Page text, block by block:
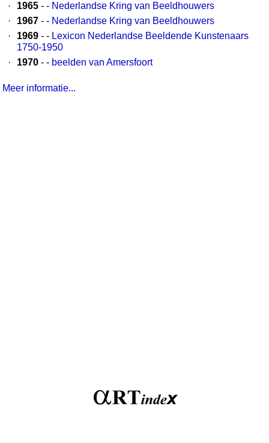
·
1965 - - Nederlandse Kring van Beeldhouwers
·
1967 - - Nederlandse Kring van Beeldhouwers
·
1969 - - Lexicon Nederlandse Beeldende Kunstenaars
1750-1950
·
1970 - - beelden van Amersfoort
Meer informatie...